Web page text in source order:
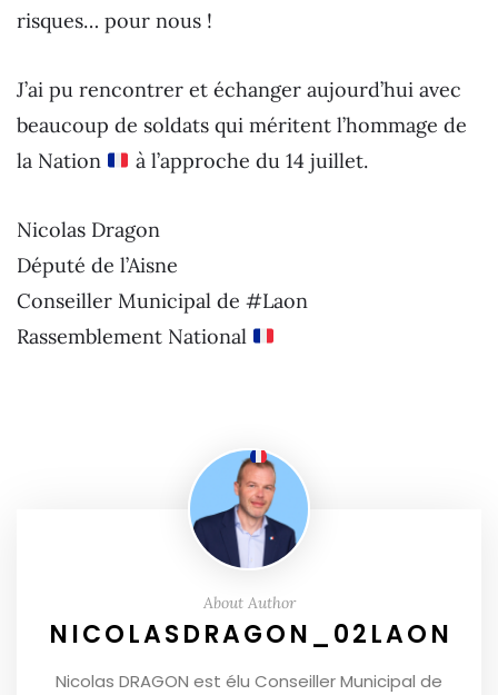
risques… pour nous !
J’ai pu rencontrer et échanger aujourd’hui avec
beaucoup de soldats qui méritent l’hommage de
la Nation
à l’approche du 14 juillet.
Nicolas Dragon
Député de l’Aisne
Conseiller Municipal de #Laon
Rassemblement National
About Author
NICOLASDRAGON_02LAON
Nicolas DRAGON est élu Conseiller Municipal de